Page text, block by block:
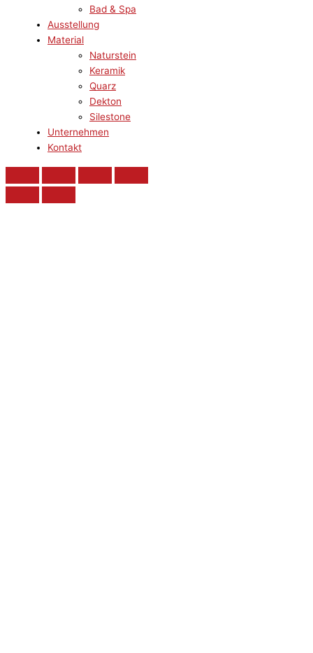
Bad & Spa
Ausstellung
Material
Naturstein
Keramik
Quarz
Dekton
Silestone
Unternehmen
Kontakt